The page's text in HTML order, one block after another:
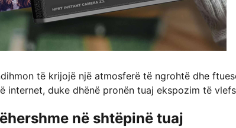
të krijojë një atmosferë të ngrohtë dhe
duke dhënë pronën tuaj ekspozim të
në shtëpinë tuaj